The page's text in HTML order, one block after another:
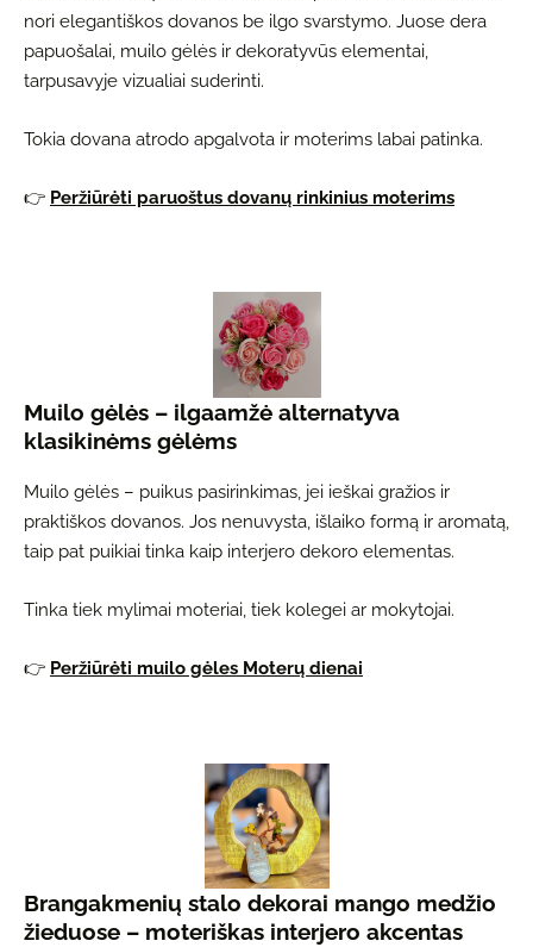
nori elegantiškos dovanos be ilgo svarstymo. Juose dera
papuošalai, muilo gėlės ir dekoratyvūs elementai,
tarpusavyje vizualiai suderinti.
Tokia dovana atrodo apgalvota ir moterims labai patinka.
👉 Peržiūrėti paruoštus dovanų rinkinius moterims
Muilo gėlės – ilgaamžė alternatyva
klasikinėms gėlėms
Muilo gėlės – puikus pasirinkimas, jei ieškai gražios ir
praktiškos dovanos. Jos nenuvysta, išlaiko formą ir aromatą,
taip pat puikiai tinka kaip interjero dekoro elementas.
Tinka tiek mylimai moteriai, tiek kolegei ar mokytojai.
👉 Peržiūrėti muilo gėles Moterų dienai
Brangakmenių stalo dekorai mango medžio
žieduose – moteriškas interjero akcentas